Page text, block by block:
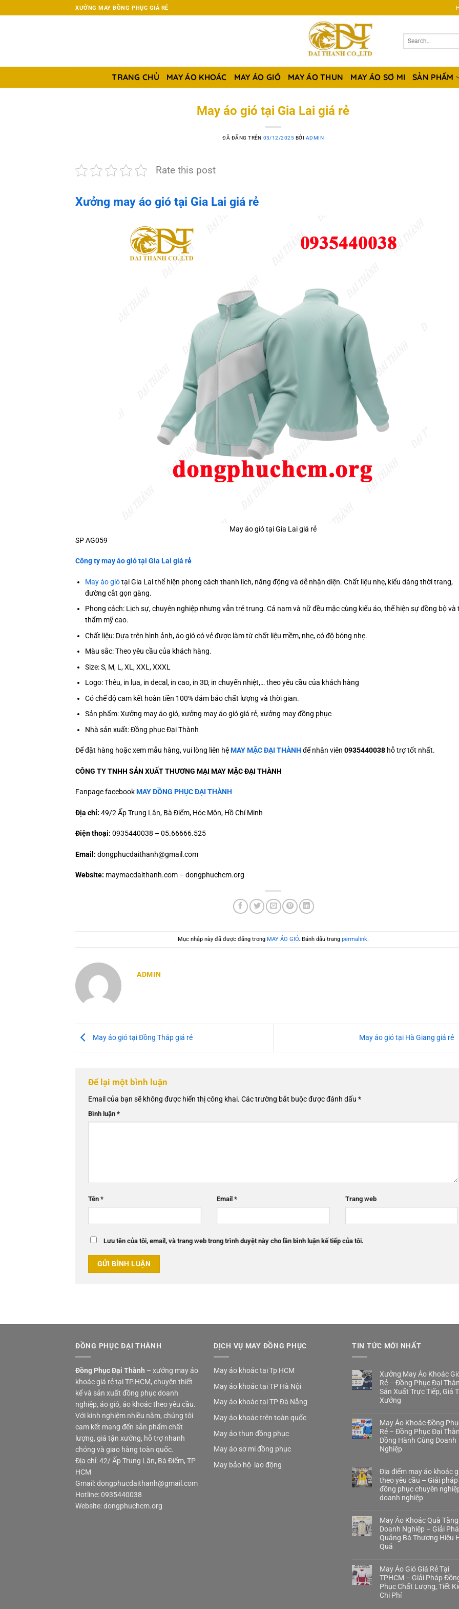
đến
XƯỞNG MAY ĐỒNG PHỤC GIÁ RẺ
TRANG CHỦ MAY ÁO KHOÁC MAY ÁO GIÓ MAY ÁO THUN MAY ÁO SƠ MI SẢN PHẨM
May áo gió tại Gia Lai giá rẻ
ĐÃ ĐĂNG TRÊN 03/12/2025 BỞI ADMIN
Rate this post
Xưởng may áo gió tại Gia Lai giá rẻ
May áo gió tại Gia Lai giá rẻ
SP AG059
Công ty may áo gió tại Gia Lai giá rẻ
May áo giótại Gia Lai thể hiện phong cách thanh lịch, năng động và dễ nhận diện. Chất liệu nhẹ, kiểu dáng thời trang,
đường cắt gọn gàng.
Phong cách: Lịch sự, chuyên nghiệp nhưng vẫn trẻ trung. Cả nam và nữ đều mặc cùng kiểu áo, thể hiện sự đồng bộ và
thẩm mỹ cao.
Chất liệu: Dựa trên hình ảnh, áo gió có vẻ được làm từ chất liệu mềm, nhẹ, có độ bóng nhẹ.
Màu sắc: Theo yêu cầu của khách hàng.
Size: S, M, L, XL, XXL, XXXL
Logo: Thêu, in lụa, in decal, in cao, in 3D, in chuyển nhiệt,… theo yêu cầu của khách hàng
Có chế độ cam kết hoàn tiền 100% đảm bảo chất lượng và thời gian.
Sản phẩm: Xưởng may áo gió, xưởng may áo gió giá rẻ, xưởng may đồng phục
Nhà sản xuất: Đồng phục Đại Thành
Để đặt hàng hoặc xem mẫu hàng, vui lòng liên hệMAY MẶC ĐẠI THÀNH để nhân viên 0935440038 hỗ trợ tốt nhất.
CÔNG TY TNHH SẢN XUẤT THƯƠNG MẠI MAY MẶC ĐẠI THÀNH
Fanpage facebookMAY ĐỒNG PHỤC ĐẠI THÀNH
Địa chỉ: 49/2 Ấp Trung Lân, Bà Điểm, Hóc Môn, Hồ Chí Minh
Điện thoại: 0935440038 – 05.66666.525
Email: dongphucdaithanh@gmail.com
Website: maymacdaithanh.com – dongphuchcm.org
Mục nhập này đã được đăng trong MAY ÁO GIÓ. Đánh dấu trang permalink.
ADMIN
May áo gió tại Đồng Tháp giá rẻ May áo gió tại Hà Giang giá rẻ
Để lại một bình luận
Email của bạn sẽ không được hiển thị công khai. Các trường bắt buộc được đánh dấu *
Bình luận *
Tên * Email * Trang web
Lưu tên của tôi, email, và trang web trong trình duyệt này cho lần bình luận kế tiếp của tôi.
ĐỒNG PHỤC ĐẠI THÀNH
Đồng Phục Đại Thành – xưởng may áo
khoác giá rẻ tại TP.HCM, chuyên thiết
kế và sản xuất đồng phục doanh
nghiệp, áo gió, áo khoác theo yêu cầu.
Với kinh nghiệm nhiều năm, chúng tôi
cam kết mang đến sản phẩm chất
lượng, giá tận xưởng, hỗ trợ nhanh
chóng và giao hàng toàn quốc.
Địa chỉ: 42/ Ấp Trung Lân, Bà Điểm, TP
HCM
Gmail: dongphucdaithanh@gmail.com
Hotline: 0935440038
Website: dongphuchcm.org
DỊCH VỤ MAY ĐỒNG PHỤC
May áo khoác tại Tp HCM
May áo khoác tại TP Hà Nội
May áo khoác tại TP Đà Nẵng
May áo khoác trên toàn quốc
May áo thun đồng phục
May áo sơ mi đồng phục
May bảo hộ lao động
TIN TỨC MỚI NHẤT
Xưởng May Áo Khoác
Rẻ – Đồng Phục Đại
Sản Xuất Trực Tiếp, Giá
Xưởng
May Áo Khoác Đồng
Rẻ – Đồng Phục Đại
Đồng Hành Cùng Doanh
Nghiệp
Địa điểm may áo khoác
theo yêu cầu – Giải pháp
đồng phục chuyên
doanh nghiệp
May Áo Khoác Quà Tặng
Doanh Nghiệp – Giải
Quảng Bá Thương Hiệu
Quả
May Áo Gió Giá Rẻ Tại
TPHCM – Giải Pháp
Phục Chất Lượng, Tiết
Chi Phí